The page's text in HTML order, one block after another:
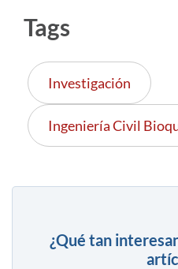
Tags
Investigación
Ingeniería Civil
¿Qué tan